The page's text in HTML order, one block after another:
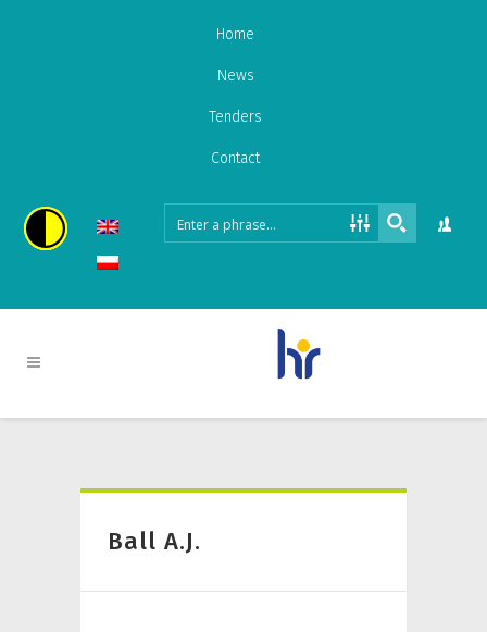
Home
News
Tenders
Contact
Ball A.J.